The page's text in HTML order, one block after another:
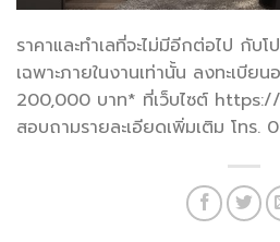
ราคาและทำเลที่จะไม่มีอีกต่อไป กับ
เฉพาะภายในงานเท่านั้น ลงทะเบีย
200,000 บาท* ที่เว็บไซต์
สอบถามรายละเอียดเพิ่มเติม โทร.